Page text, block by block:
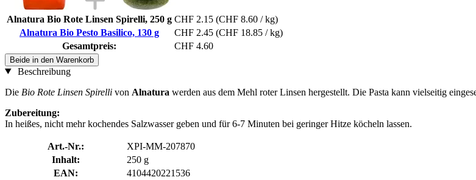
Alnatura Bio Rote Linsen Spirelli, 250 g CHF 2.15 (CHF 8.60 / kg)
Alnatura Bio Pesto Basilico, 130 g
CHF 2.45 (CHF 18.85 / kg)
Gesamtpreis:
CHF 4.60
Beide in den Warenkorb
Beschreibung
Die Bio Rote Linsen Spirelli von Alnatura werden aus dem Mehl roter Linsen hergestellt. Die Pasta kann vielseitig
Zubereitung:
In heißes, nicht mehr kochendes Salzwasser geben und für 6-7 Minuten bei geringer Hitze köcheln lassen.
Art.-Nr.:
XPI-MM-207870
Inhalt:
250 g
EAN:
4104420221536